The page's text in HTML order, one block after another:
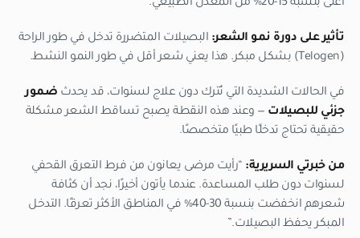
أعلى بنسبة 15-20% من المعدل الطبيعي.
تأثير على دورة نمو الشعر: البصيلات المتضررة تدخل في طور الراحة
(Telogen) بشكل مبكر. هذا يعني شعر أقل في طور النمو النشط.
في الحالات الشديدة التي تُترك دون علاج لسنوات، قد يحدث ضمور
جزئي للبصيلات — وعند هذه النقطة يصبح تساقط الشعر مشكلة
حقيقية تحتاج تدخلًا طبيًا متخصصًا.
من خبرتي السريرية: “رأيت مرضى يعانون من فرط التعرق القحفي
لسنوات دون طلب المساعدة. عندما يأتون أخيرًا، نجد أن كثافة
شعرهم انخفضت بنسبة 30-40% في المناطق الأكثر تعرقًا. التدخل
المبكر يحفظ البصيلات.”